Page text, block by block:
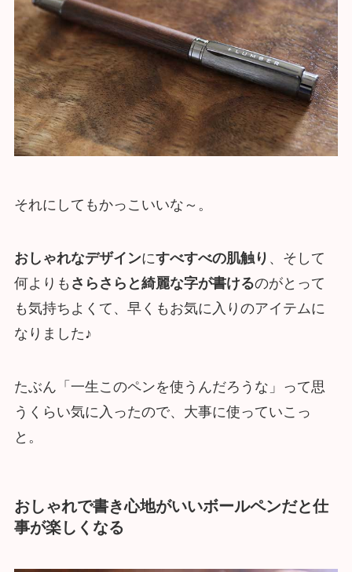
それにしてもかっこいいな～。
おしゃれなデザインにすべすべの肌触り 、そして
何よりも さらさらと綺麗な字が書けるのがとって
も気持ちよくて、早くもお気に入りのアイテムに
なりました♪
たぶん「一生このペンを使うんだろうな」って思
うくらい気に入ったので、大事に使っていこっ
と。
おしゃれで書き心地がいいボールペンだと仕
事が楽しくなる